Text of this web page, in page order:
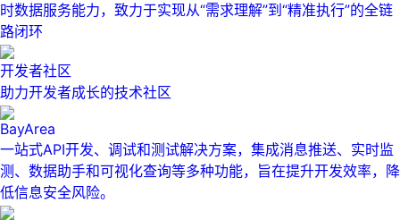
时数据服务能力，致力于实现从“需求理解”到“精准执行”的全链
路闭环
开发者社区
助力开发者成长的技术社区
BayArea
一站式API开发、调试和测试解决方案，集成消息推送、实时监
测、数据助手和可视化查询等多种功能，旨在提升开发效率，降
低信息安全风险。